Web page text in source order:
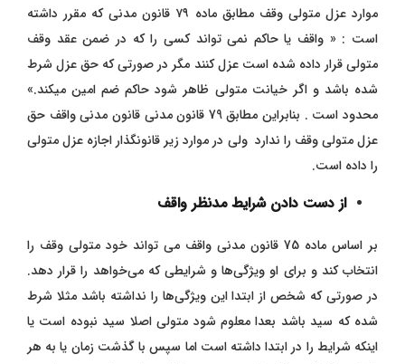
موارد عزل متولی وقف مطابق ماده ۷۹ قانون مدنی که مقرر داشته
است : « واقف یا حاکم نمی تواند کسی را که در ضمن عقد وقف
متولی قرار داده شده است عزل کنند مگر در صورتی که حق عزل شرط
شده باشد‌ و اگر خیانت متولی ظاهر شود حاکم ضم امین میکند.»
محدود است . بنابراین مطابق 79 قانون مدنی قانون مدنی واقف حق
عزل متولی وقف را ندارد ولی در موارد زیر قانونگذار اجازه عزل متولی
را داده است.
از دست دادن شرایط مدنظر واقف
بر اساس ماده 75 قانون مدنی واقف می‌ تواند خود متولی وقف را
انتخاب کند و برای او ویژگی‌ها و شرایطی که می‌خواهد را قرار دهد.
در صورتی که شخص از ابتدا این ویژگی‌ها را نداشته باشد مثلا شرط
شده که سید باشد بعدا معلوم شود متولی اصلا سید نبوده است یا
اینکه شرایط را در ابتدا داشته است اما سپس با گذشت زمان یا به هر